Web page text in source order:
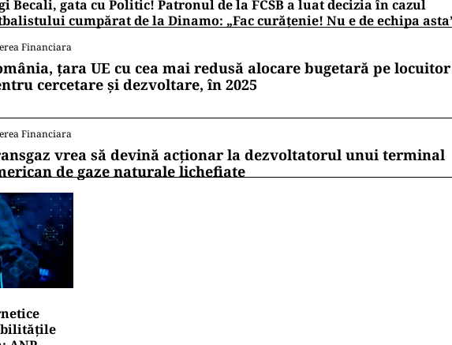
Becali, gata cu Politic! Patronul de la FCSB a luat decizia în cazul
cumpărat de la Dinamo: „Fac curățenie! Nu e de echipa
Financiara
țara UE cu cea mai redusă alocare bugetară pe locuitor
cercetare și dezvoltare, în 2025
Financiara
vrea să devină acționar la dezvoltatorul unui terminal
de gaze naturale lichefiate